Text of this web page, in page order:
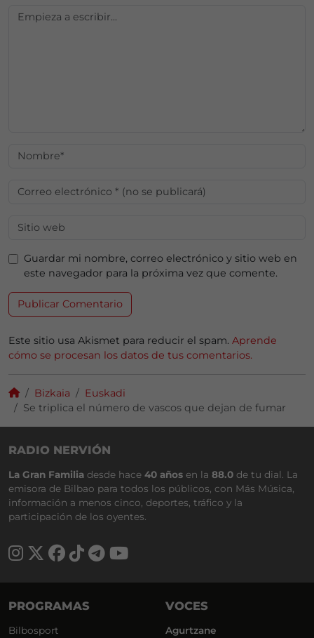
Guardar mi nombre, correo electrónico y sitio web en
este navegador para la próxima vez que comente.
Este sitio usa Akismet para reducir el spam. Aprende
cómo se procesan los datos de tus comentarios.
Bizkaia
Euskadi
Se triplica el número de vascos que dejan de fumar
RADIO NERVIÓN
La Gran Familia desde hace 40 años en la 88.0 de tu dial. La
emisora de Bilbao para todos los públicos, con Más Música,
información a menos cinco, deportes, tráfico y la
participación de los oyentes.
PROGRAMAS
Bilbosport
VOCES
Agurtzane